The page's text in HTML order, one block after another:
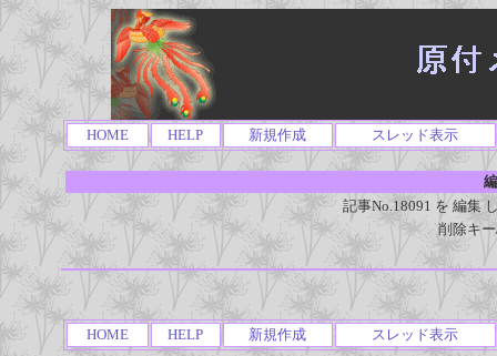
HOME HELP 新規作成 スレッド表示
記事No.18091 を 編集
削除キ
HOME HELP 新規作成 スレッド表示